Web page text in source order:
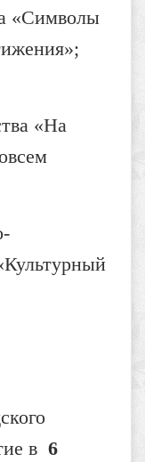
«Символы
«На
в 6